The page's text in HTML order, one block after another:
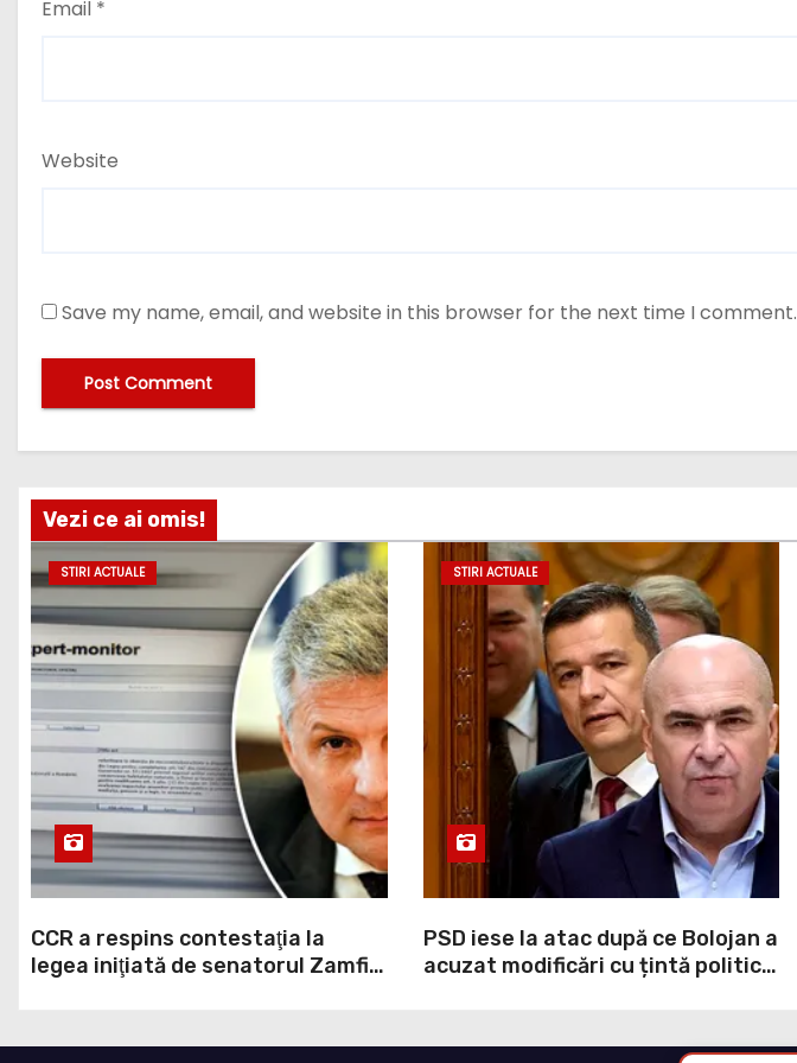
Email *
Website
Save my name, email, and website in this browser for the next time I comment.
Vezi ce ai omis!
STIRI ACTUALE
CCR a respins contestaţia la
legea iniţiată de senatorul Zamfir
zonele protejate
STIRI ACTUALE
PSD iese la atac după ce Bolojan a
acuzat modificări cu țintă politică
acopere culpa PNL-USR